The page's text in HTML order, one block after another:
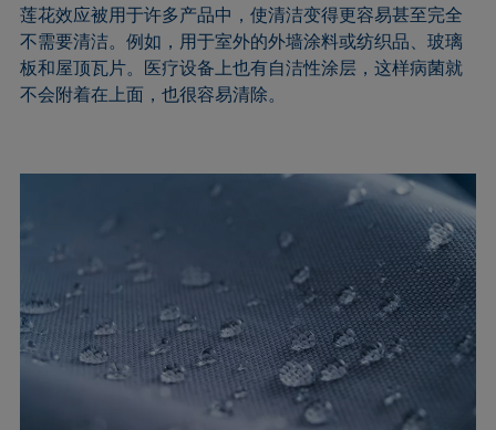
莲花效应被用于许多产品中，使清洁变得更容易甚至完全
不需要清洁。例如，用于室外的外墙涂料或纺织品、玻璃
板和屋顶瓦片。医疗设备上也有自洁性涂层，这样病菌就
不会附着在上面，也很容易清除。